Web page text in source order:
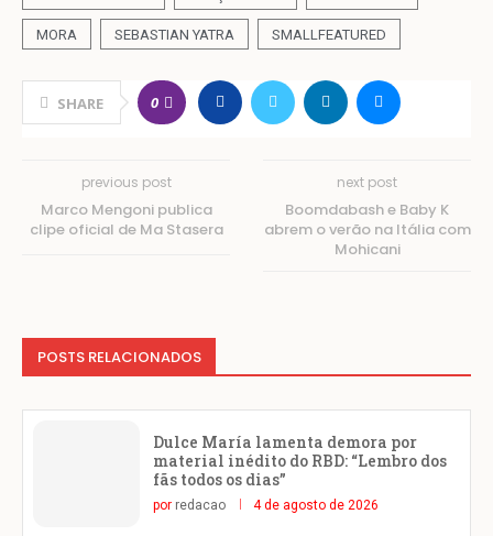
MORA SEBASTIAN YATRA SMALLFEATURED
SHARE 0
previous post
Marco Mengoni publica
clipe oficial de Ma Stasera
next post
Boomdabash e Baby K
abrem o verão na Itália com
Mohicani
POSTS RELACIONADOS
Dulce María lamenta demora por
material inédito do RBD: “Lembro dos
fãs todos os dias”
por redacao 4 de agosto de 2026